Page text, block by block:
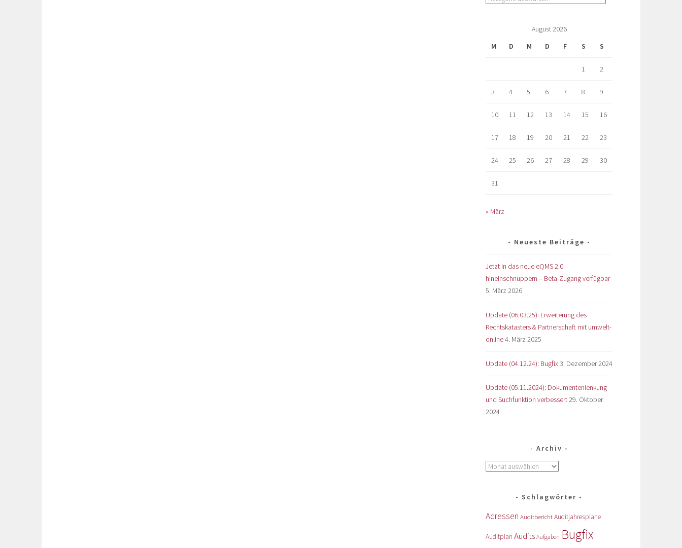
August 2026
M
D M D F S S
1 2
3 4 5 6 7 8 9
10 11 12 13 14 15 16
17 18 19 20 21 22 23
24 25 26 27 28 29 30
31
« März
Neueste Beiträge
Jetzt in das neue eQMS 2.0
hineinschnuppern – Beta-Zugang verfügbar
5. März 2026
Update (06.03.25): Erweiterung des
Rechtskatasters & Partnerschaft mit umwelt-
online4. März 2025
Update (04.12.24): Bugfix 3. Dezember 2024
Update (05.11.2024): Dokumentenlenkung
und Suchfunktion verbessert29. Oktober
2024
Archiv
Schlagwörter
Adressen AuditberichtAuditjahrespläne
Auditplan Audits Aufgaben Bugfix